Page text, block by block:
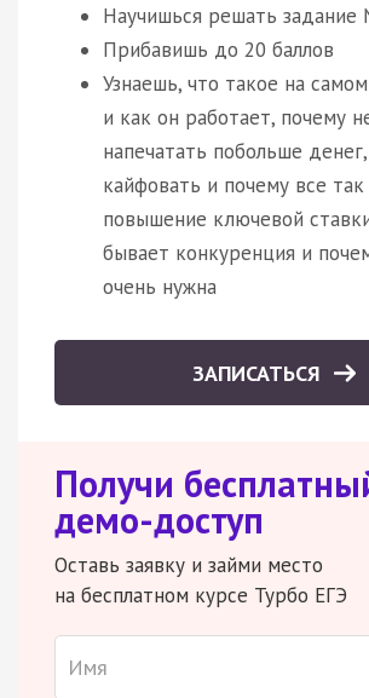
Научишься решать
Прибавишь до 20 баллов
Узнаешь, что такое на
и как он работает, почему
напечатать побольше
кайфовать и почему все так
повышение ключевой
бывает конкуренция и
очень нужна
ЗАПИСАТЬСЯ
Получи
демо-доступ
Оставь заявку и займи место
на бесплатном курсе Турбо ЕГЭ